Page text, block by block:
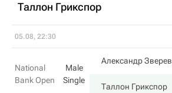
Таллон Грикспор
05.08, 22:30
National
Bank Open
Male
Single
Александр Зверев
Таллон Грикспор